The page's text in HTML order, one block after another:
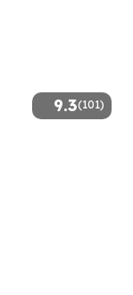
9.3(101)